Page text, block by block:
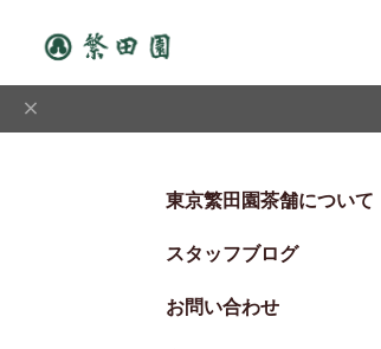
東京繁田園茶舗について
スタッフブログ
お問い合わせ